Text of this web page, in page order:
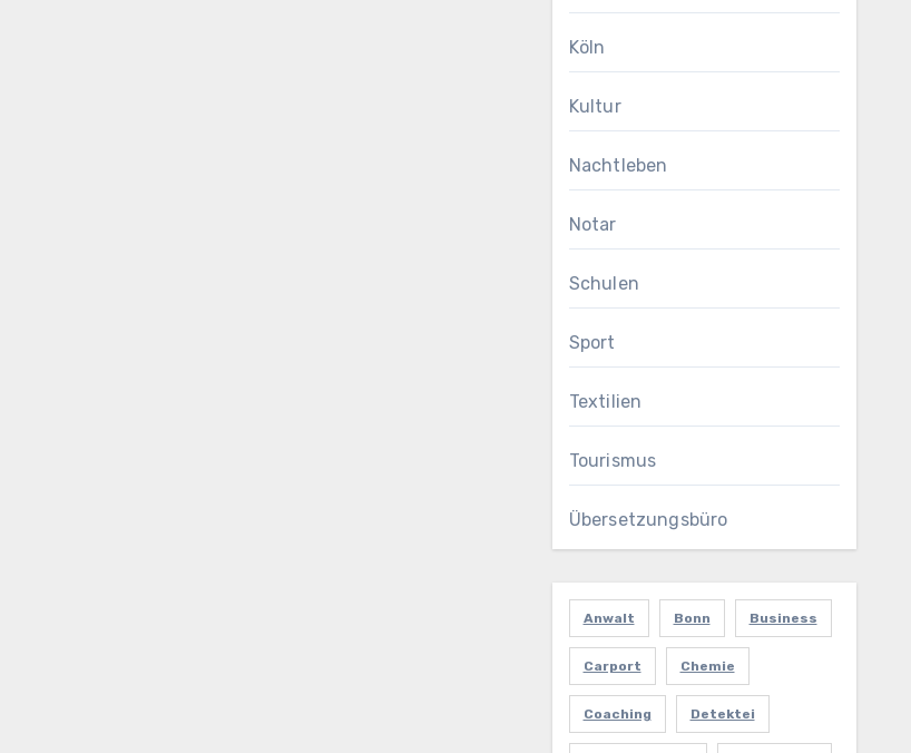
Köln
Kultur
Nachtleben
Notar
Schulen
Sport
Textilien
Tourismus
Übersetzungsbüro
Anwalt Bonn Business
Carport Chemie
Coaching Detektei